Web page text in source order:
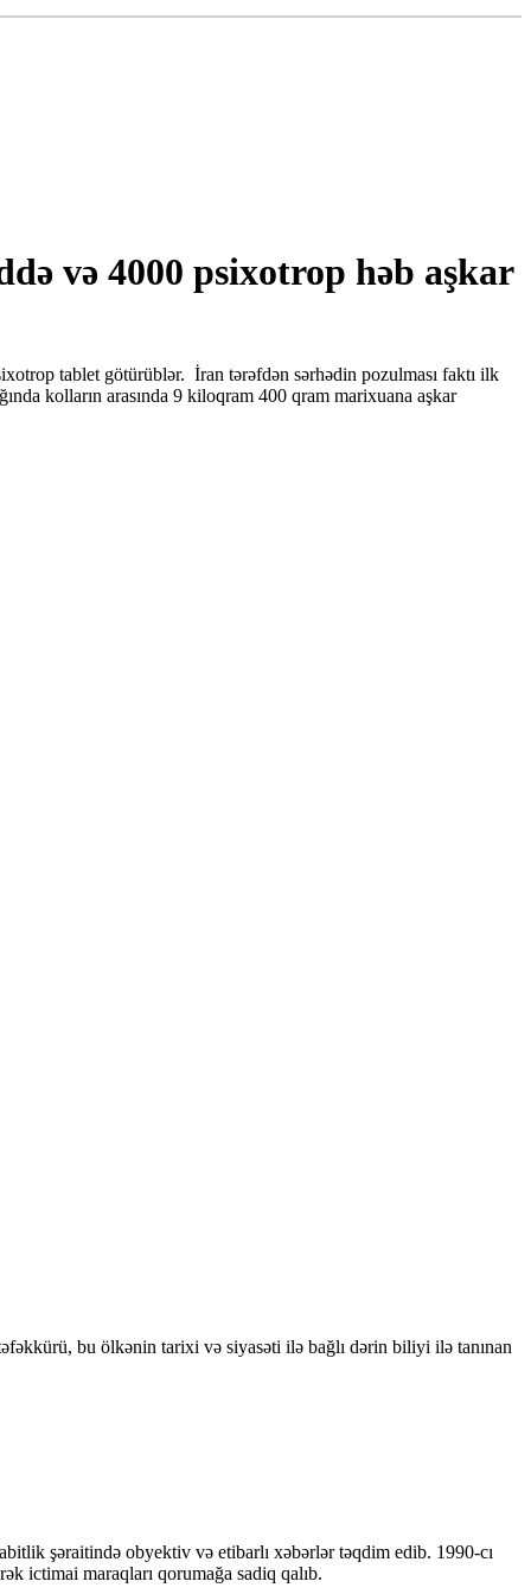
və 4000 psixotrop həb aşkar
tablet götürüblər. İran tərəfdən sərhədin pozulması faktı ilk
kolların arasında 9 kiloqram 400 qram marixuana aşkar
bu ölkənin tarixi və siyasəti ilə bağlı dərin biliyi ilə tanınan
şəraitində obyektiv və etibarlı xəbərlər təqdim edib. 1990-cı
ictimai maraqları qorumağa sadiq qalıb.